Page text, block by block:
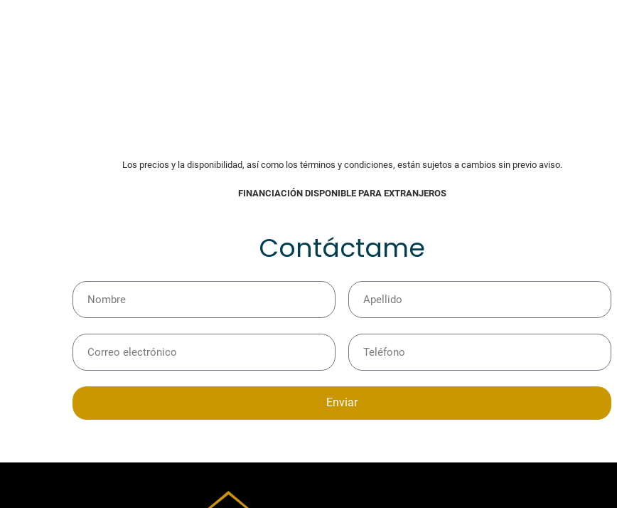
Los precios y la disponibilidad, así como los términos y condiciones, están sujetos a cambios sin previo aviso.
FINANCIACIÓN DISPONIBLE PARA EXTRANJEROS
Contáctame
Enviar